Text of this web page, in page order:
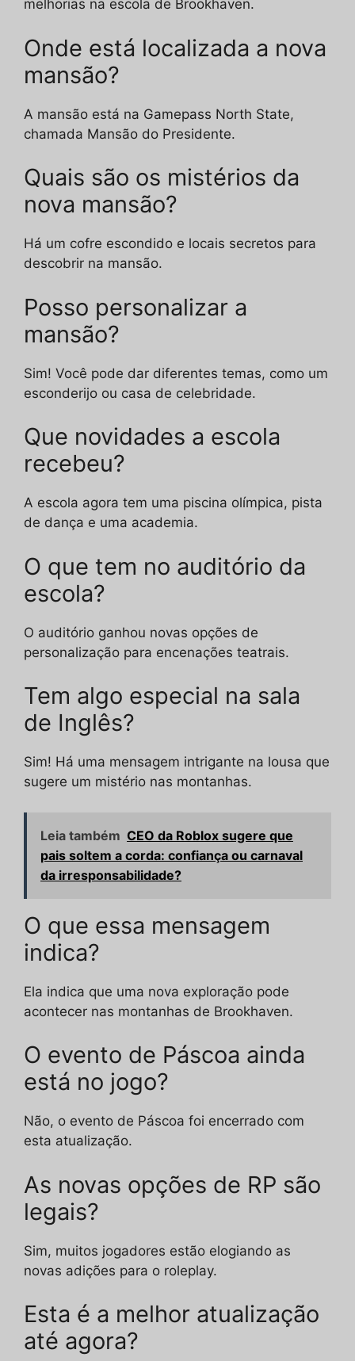
melhorias na escola de Brookhaven.
Onde está localizada a nova
mansão?
A mansão está na Gamepass North State,
chamada Mansão do Presidente.
Quais são os mistérios da
nova mansão?
Há um cofre escondido e locais secretos para
descobrir na mansão.
Posso personalizar a
mansão?
Sim! Você pode dar diferentes temas, como um
esconderijo ou casa de celebridade.
Que novidades a escola
recebeu?
A escola agora tem uma piscina olímpica, pista
de dança e uma academia.
O que tem no auditório da
escola?
O auditório ganhou novas opções de
personalização para encenações teatrais.
Tem algo especial na sala
de Inglês?
Sim! Há uma mensagem intrigante na lousa que
sugere um mistério nas montanhas.
Leia também CEO da Roblox sugere que
pais soltem a corda: confiança ou carnaval
da irresponsabilidade?
O que essa mensagem
indica?
Ela indica que uma nova exploração pode
acontecer nas montanhas de Brookhaven.
O evento de Páscoa ainda
está no jogo?
Não, o evento de Páscoa foi encerrado com
esta atualização.
As novas opções de RP são
legais?
Sim, muitos jogadores estão elogiando as
novas adições para o roleplay.
Esta é a melhor atualização
até agora?